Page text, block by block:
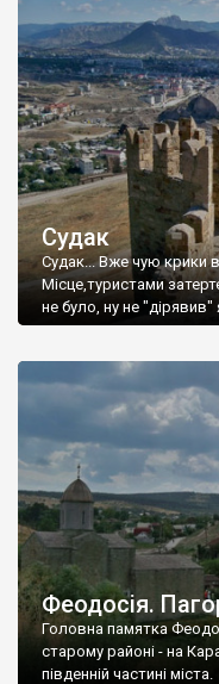
Судак
Судак... Вже чую крики
Місце,туристами
не було, ну не "дірявив"
Феодосія.
Головна памятка
старому районі - на
південній частині міста.